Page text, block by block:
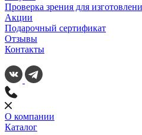
Проверка зрения для
Акции
Подарочный сертификат
Отзывы
Контакты
О компании
Каталог